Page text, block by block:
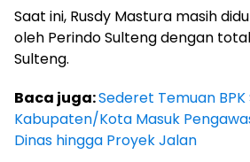
Saat ini, Rusdy Mastura masih
oleh Perindo Sulteng dengan total
Sulteng.
Baca juga:Sederet Temuan BPK
Kabupaten/Kota Masuk
Dinas hingga Proyek Jalan